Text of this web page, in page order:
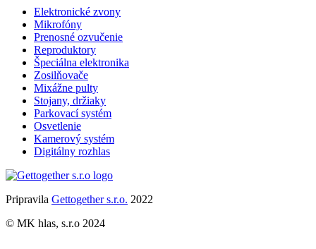
Elektronické zvony
Mikrofóny
Prenosné ozvučenie
Reproduktory
Špeciálna elektronika
Zosilňovače
Mixážne pulty
Stojany, držiaky
Parkovací systém
Osvetlenie
Kamerový systém
Digitálny rozhlas
Pripravila Gettogether s.r.o. 2022
© MK hlas, s.r.o 2024